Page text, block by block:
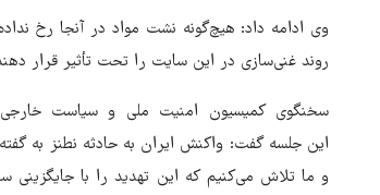
وی ادامه داد: هیچ‌گونه نشت مواد در آنجا رخ
روند غنی‌سازی در این سایت را تحت تأثیر قرار
سخنگوی کمیسیون امنیت ملی و سیاست
این جلسه گفت: واکنش ایران به حادثه نطنز به
و ما تلاش می‌کنیم که این تهدید را با جایگزینی